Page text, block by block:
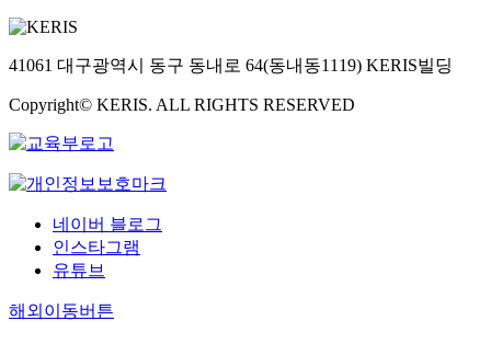
41061 대구광역시 동구 동내로 64(동내동1119) KERIS빌딩
Copyright© KERIS. ALL RIGHTS RESERVED
네이버 블로그
인스타그램
유튜브
해외이동버튼